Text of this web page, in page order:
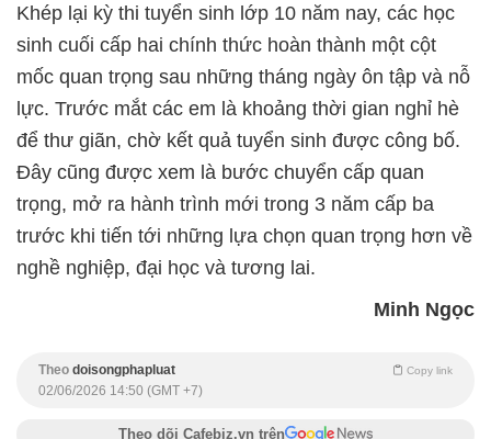
Khép lại kỳ thi tuyển sinh lớp 10 năm nay, các học
sinh cuối cấp hai chính thức hoàn thành một cột
mốc quan trọng sau những tháng ngày ôn tập và nỗ
lực. Trước mắt các em là khoảng thời gian nghỉ hè
để thư giãn, chờ kết quả tuyển sinh được công bố.
Đây cũng được xem là bước chuyển cấp quan
trọng, mở ra hành trình mới trong 3 năm cấp ba
trước khi tiến tới những lựa chọn quan trọng hơn về
nghề nghiệp, đại học và tương lai.
Minh Ngọc
Theo doisongphapluat Copy link
02/06/2026 14:50 (GMT +7)
Theo dõi Cafebiz.vn trên